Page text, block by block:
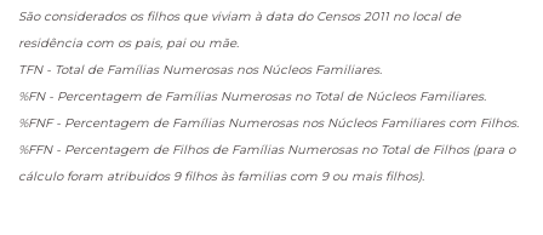
São considerados os filhos que viviam à data do Censos 2011 no local de
residência com os pais, pai ou mãe.
TFN - Total de Famílias Numerosas nos Núcleos Familiares.
%FN - Percentagem de Famílias Numerosas no Total de Núcleos Familiares.
%FNF - Percentagem de Famílias Numerosas nos Núcleos Familiares com Filhos.
%FFN - Percentagem de Filhos de Famílias Numerosas no Total de Filhos (para o
cálculo foram atribuidos 9 filhos às familias com 9 ou mais filhos).